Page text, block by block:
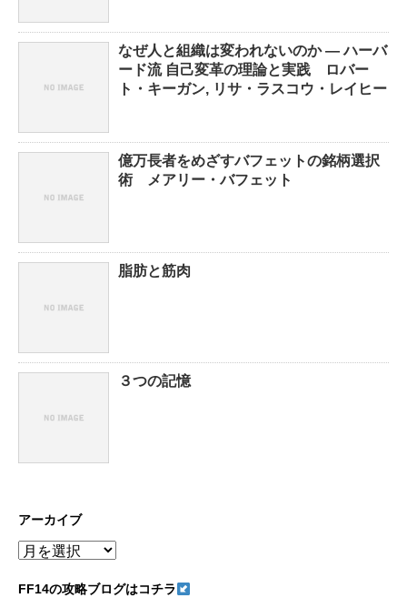
なぜ人と組織は変われないのか ― ハーバ
ード流 自己変革の理論と実践 ロバー
ト・キーガン, リサ・ラスコウ・レイヒー
億万長者をめざすバフェットの銘柄選択
術 メアリー・バフェット
脂肪と筋肉
３つの記憶
アーカイブ
ア
カ
FF14の攻略ブログはコチラ